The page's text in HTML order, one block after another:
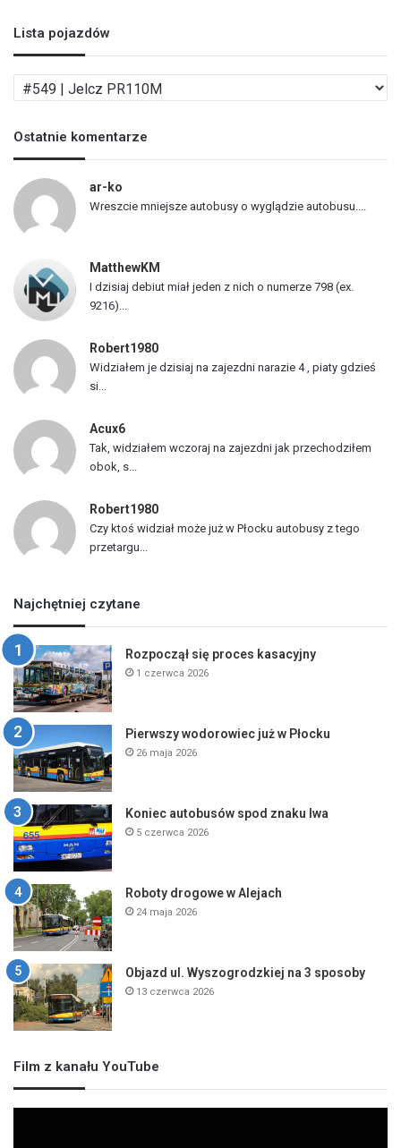
Lista pojazdów
i
t
a
o
j
w
Ostatnie komentarze
ar-ko
Wreszcie mniejsze autobusy o wyglądzie autobusu....
MatthewKM
I dzisiaj debiut miał jeden z nich o numerze 798 (ex.
9216)...
Robert1980
Widziałem je dzisiaj na zajezdni narazie 4 , piaty gdzieś
si...
Acux6
Tak, widziałem wczoraj na zajezdni jak przechodziłem
obok, s...
Robert1980
Czy ktoś widział może już w Płocku autobusy z tego
przetargu...
Najchętniej czytane
Rozpoczął się proces kasacyjny
1 czerwca 2026
Pierwszy wodorowiec już w Płocku
26 maja 2026
Koniec autobusów spod znaku lwa
5 czerwca 2026
Roboty drogowe w Alejach
24 maja 2026
Objazd ul. Wyszogrodzkiej na 3 sposoby
13 czerwca 2026
Film z kanału YouTube